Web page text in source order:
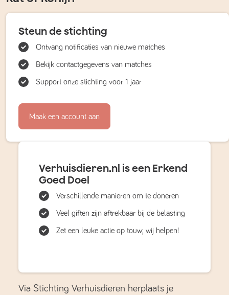
Steun de stichting
Ontvang notificaties van nieuwe matches
Bekijk contactgegevens van matches
Support onze stichting voor 1 jaar
Maak een account aan
Verhuisdieren.nl is een Erkend
Goed Doel
Verschillende manieren om te doneren
Veel giften zijn aftrekbaar bij de belasting
Zet een leuke actie op touw; wij helpen!
Via Stichting Verhuisdieren herplaats je